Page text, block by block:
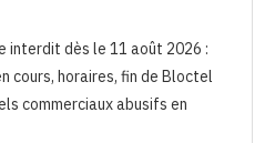
interdit dès le 11 août 2026 :
cours, horaires, fin de Bloctel
commerciaux abusifs en